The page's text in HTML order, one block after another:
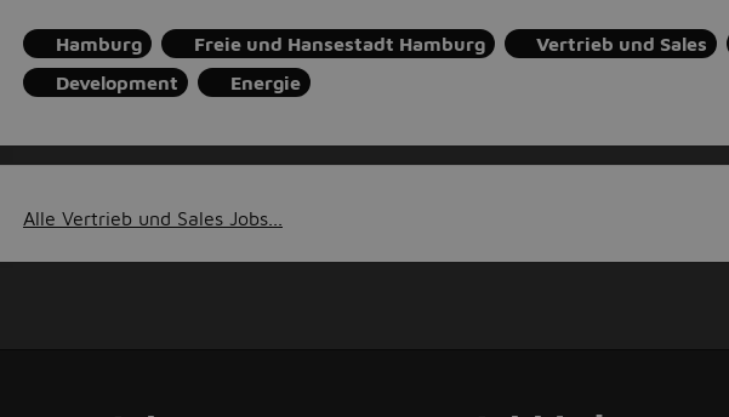
Hamburg Freie und Hansestadt Hamburg Vertrieb und Sales
Development
Energie
Alle Vertrieb und Sales Jobs...